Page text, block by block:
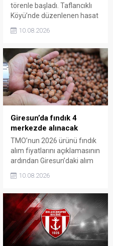
törenle başladı. Taflancıklı
Köyü’nde düzenlenen hasat
bahçeye girerken, sezonun
horon eşliğinde toplanarak
harmana döküldü.
10.08.2026
Giresun’da fındık 4
merkezde alınacak
TMO’nun 2026 ürünü fındık
alım fiyatlarını açıklamasının
ardından Giresun’daki alım
Üreticiler, 17 Ağustos’ta
üzerinden gün alarak 24
Ağustos’tan itibaren
ürünlerini teslim edebilecek.
10.08.2026